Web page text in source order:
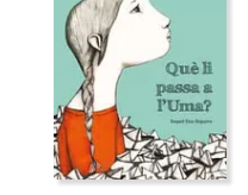
15%
dcto. $